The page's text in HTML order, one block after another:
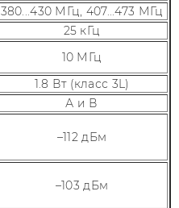
380...430 МГц, 407...473 МГц
25 кГц
10 МГц
1.8 Вт (класс 3L)
А и В
–112 дБм
–103 дБм